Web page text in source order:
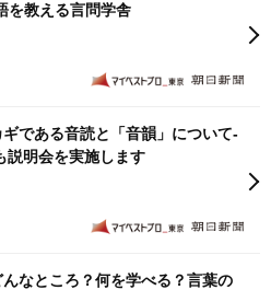
を教える言問学舎
である音読と「音韻」について‐
説明会を実施します
んなところ？何を学べる？言葉の